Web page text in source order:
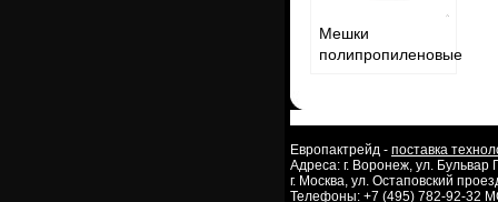
Мешки
полипропиленовые
Европактрейд - поставка
Адреса: г. Воронеж, ул.
г. Москва, ул. Остаповский
Телефоны: +7 (495) 782-92-32